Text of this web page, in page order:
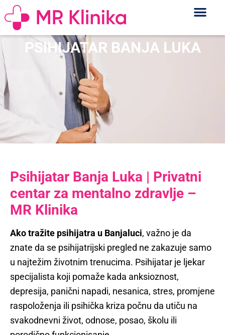
PSIHIJATAR BANJA LUKA
Psihijatar Banja Luka | Privatni
centar za mentalno zdravlje –
MR Klinika
Ako tražite psihijatra u Banjaluci, važno je da
znate da se psihijatrijski pregled ne zakazuje samo
u najtežim životnim trenucima. Psihijatar je ljekar
specijalista koji pomaže kada anksioznost,
depresija, panični napadi, nesanica, stres, promjene
raspoloženja ili psihička kriza počnu da utiču na
svakodnevni život, odnose, posao, školu ili